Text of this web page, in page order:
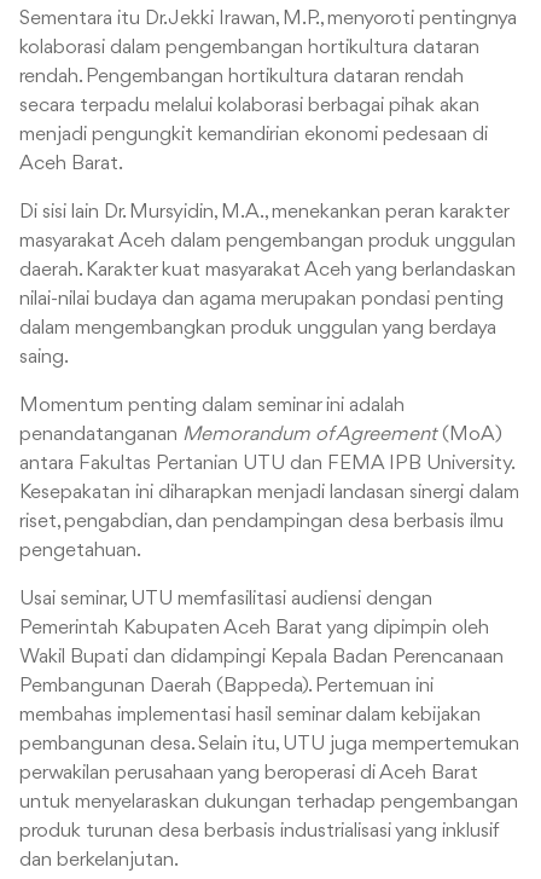
Sementara itu Dr. Jekki Irawan, M.P., menyoroti pentingnya
kolaborasi dalam pengembangan hortikultura dataran
rendah. Pengembangan hortikultura dataran rendah
secara terpadu melalui kolaborasi berbagai pihak akan
menjadi pengungkit kemandirian ekonomi pedesaan di
Aceh Barat.
Di sisi lain Dr. Mursyidin, M.A., menekankan peran karakter
masyarakat Aceh dalam pengembangan produk unggulan
daerah. Karakter kuat masyarakat Aceh yang berlandaskan
nilai-nilai budaya dan agama merupakan pondasi penting
dalam mengembangkan produk unggulan yang berdaya
saing.
Momentum penting dalam seminar ini adalah
penandatanganan Memorandum of Agreement(MoA)
antara Fakultas Pertanian UTU dan FEMA IPB University.
Kesepakatan ini diharapkan menjadi landasan sinergi dalam
riset, pengabdian, dan pendampingan desa berbasis ilmu
pengetahuan.
Usai seminar, UTU memfasilitasi audiensi dengan
Pemerintah Kabupaten Aceh Barat yang dipimpin oleh
Wakil Bupati dan didampingi Kepala Badan Perencanaan
Pembangunan Daerah (Bappeda). Pertemuan ini
membahas implementasi hasil seminar dalam kebijakan
pembangunan desa. Selain itu, UTU juga mempertemukan
perwakilan perusahaan yang beroperasi di Aceh Barat
untuk menyelaraskan dukungan terhadap pengembangan
produk turunan desa berbasis industrialisasi yang inklusif
dan berkelanjutan.